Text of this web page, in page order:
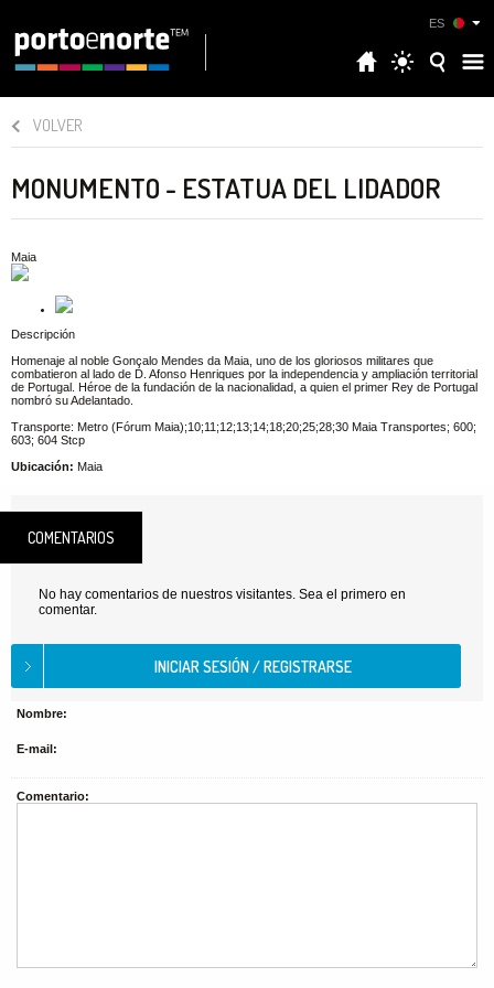
ES
VOLVER
MONUMENTO - ESTATUA DEL LIDADOR
Maia
Descripción
Homenaje al noble Gonçalo Mendes da Maia, uno de los gloriosos militares que
combatieron al lado de D. Afonso Henriques por la independencia y ampliación territorial
de Portugal. Héroe de la fundación de la nacionalidad, a quien el primer Rey de Portugal
nombró su Adelantado.
Transporte: Metro (Fórum Maia);10;11;12;13;14;18;20;25;28;30 Maia Transportes; 600;
603; 604 Stcp
Ubicación: Maia
COMENTARIOS
No hay comentarios de nuestros visitantes. Sea el primero en
comentar.
Nombre:
E-mail:
Comentario: